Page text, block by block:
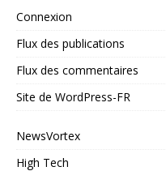
Connexion
Flux des publications
Flux des commentaires
Site de WordPress-FR
NewsVortex
High Tech